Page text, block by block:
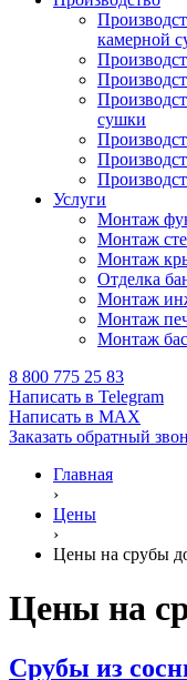
камерной
сушки
Услуги
Монтаж
Монтаж
Монтаж
Отделка
Монтаж
Монтаж
Монтаж
8 800 775 25 83
Написать в Telegram
Написать в MAX
Заказать обратный
Главная
›
Цены
›
Цены на срубы
Цены на
Срубы из